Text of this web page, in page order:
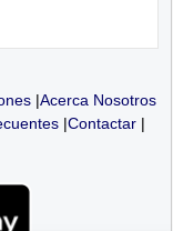
|Acerca Nosotros
|Contactar|